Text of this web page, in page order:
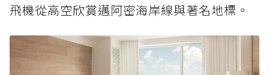
飛機從高空欣賞邁阿密海岸線與著名地標。